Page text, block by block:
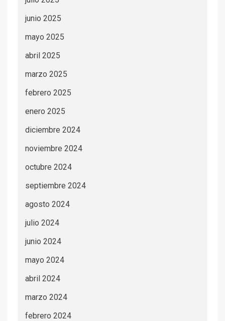
junio 2025
mayo 2025
abril 2025
marzo 2025
febrero 2025
enero 2025
diciembre 2024
noviembre 2024
octubre 2024
septiembre 2024
agosto 2024
julio 2024
junio 2024
mayo 2024
abril 2024
marzo 2024
febrero 2024